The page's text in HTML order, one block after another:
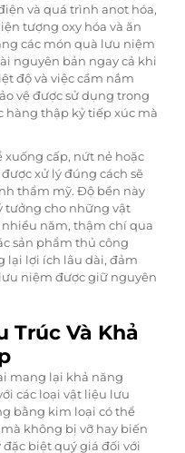
và quá trình anot hóa,
tượng oxy hóa và ăn
các món quà lưu niệm
nguyên bản ngay cả khi
độ và việc cầm nắm
vệ được sử dụng trong
hàng thập kỷ tiếp xúc mà
xuống cấp, nứt nẻ hoặc
xử lý đúng cách sẽ
thẩm mỹ. Độ bền này
tưởng cho những vật
năm, thậm chí qua
sản phẩm thủ công
lại lợi ích lâu dài, đảm
niệm được giữ nguyên
Trúc Và Khả
mang lại khả năng
các loại vật liệu lưu
bằng kim loại có thể
không bị vỡ hay biến
biệt quý giá đối với